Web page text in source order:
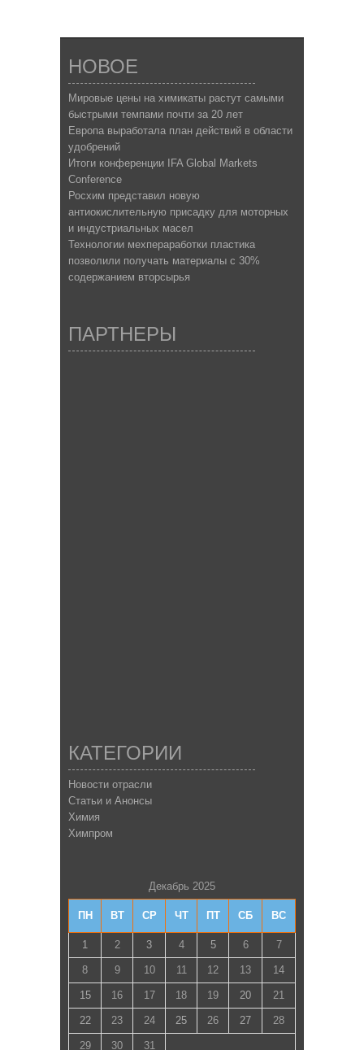
НОВОЕ
Мировые цены на химикаты растут самыми
быстрыми темпами почти за 20 лет
Европа выработала план действий в области
удобрений
Итоги конференции IFA Global Markets
Conference
Росхим представил новую
антиокислительную присадку для моторных
и индустриальных масел
Технологии мехпераработки пластика
позволили получать материалы с 30%
содержанием вторсырья
ПАРТНЕРЫ
КАТЕГОРИИ
Новости отрасли
Статьи и Анонсы
Химия
Химпром
Декабрь 2025
ПН ВТ СР ЧТ ПТ СБ ВС
1 2 3 4 5 6 7
8 9 10 11 12 13 14
15 16 17 18 19 20 21
22 23 24 25 26 27 28
29 30 31